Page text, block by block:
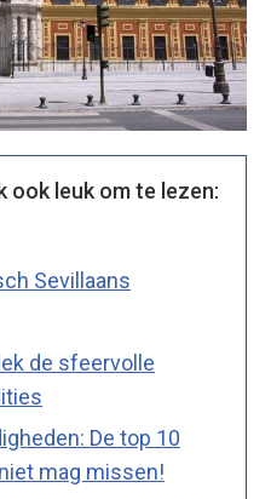
ook leuk om te lezen:
Sevillaans
de sfeervolle
De top 10
mag missen!